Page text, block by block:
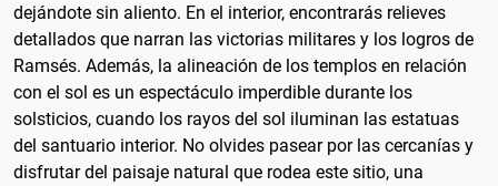
dejándote sin aliento. En el interior, encontrarás relieves
detallados que narran las victorias militares y los logros de
Ramsés. Además, la alineación de los templos en relación
con el sol es un espectáculo imperdible durante los
solsticios, cuando los rayos del sol iluminan las estatuas
del santuario interior. No olvides pasear por las cercanías y
disfrutar del paisaje natural que rodea este sitio, una